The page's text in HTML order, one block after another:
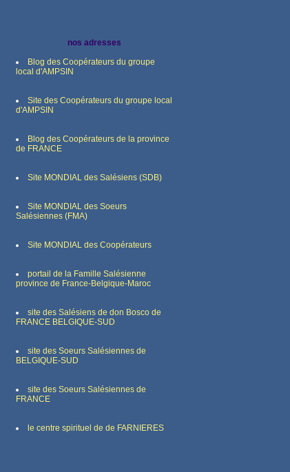
nos adresses
Blog des Coopérateurs du groupe
local d'AMPSIN
Site des Coopérateurs du groupe local
d'AMPSIN
Blog des Coopérateurs de la province
de FRANCE
Site MONDIAL des Salésiens (SDB)
Site MONDIAL des Soeurs
Salésiennes (FMA)
Site MONDIAL des Coopérateurs
portail de la Famille Salésienne
province de France-Belgique-Maroc
site des Salésiens de don Bosco de
FRANCE BELGIQUE-SUD
site des Soeurs Salésiennes de
BELGIQUE-SUD
site des Soeurs Salésiennes de
FRANCE
le centre spirituel de de FARNIERES